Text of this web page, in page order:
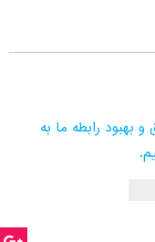
بهبود رابطه ما به